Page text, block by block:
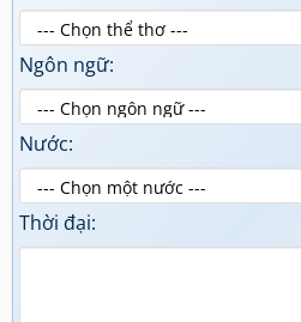
Ngôn ngữ:
Nước:
Thời đại: